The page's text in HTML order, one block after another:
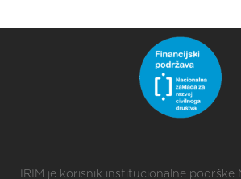
IRIM je korisnik institucionalne podrške